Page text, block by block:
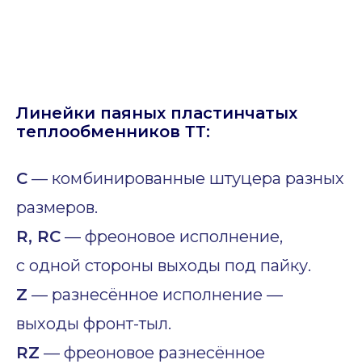
Линейки паяных пластинчатых
теплообменников ТТ:
C — комбинированные штуцера разных
размеров.
R, RC — фреоновое исполнение,
с одной стороны выходы под пайку.
Z — разнесённое исполнение —
выходы фронт-тыл.
RZ — фреоновое разнесённое